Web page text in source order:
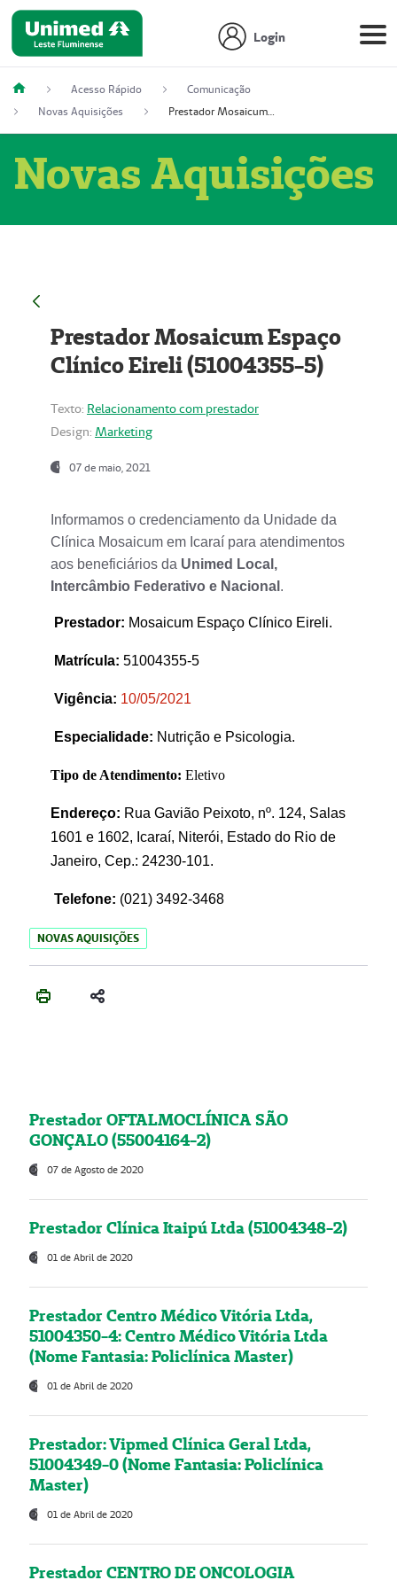
Login
Acesso Rápido
Comunicação
Novas Aquisições
Prestador Mosaicum Espaço Clínico Eireli (51004355-5)
Novas Aquisições
Prestador Mosaicum Espaço
Clínico Eireli (51004355-5)
Texto: Relacionamento com prestador
Design: Marketing
07 de maio, 2021
Informamos o credenciamento da Unidade da
Clínica Mosaicum em Icaraí para atendimentos
aos beneficiários da Unimed Local,
Intercâmbio Federativo e Nacional .
Prestador: Mosaicum Espaço Clínico Eireli.
Matrícula: 51004355-5
Vigência: 10/05/2021
Especialidade: Nutrição e Psicologia.
Tipo de Atendimento: Eletivo
Endereço: Rua Gavião Peixoto, nº. 124, Salas
1601 e 1602, Icaraí, Niterói, Estado do Rio de
Janeiro, Cep.: 24230-101.
Telefone: (021) 3492-3468
NOVAS AQUISIÇÕES
Prestador OFTALMOCLÍNICA SÃO
GONÇALO (55004164-2)
07 de Agosto de 2020
Prestador Clínica Itaipú Ltda (51004348-2)
01 de Abril de 2020
Prestador Centro Médico Vitória Ltda,
51004350-4: Centro Médico Vitória Ltda
(Nome Fantasia: Policlínica Master)
01 de Abril de 2020
Prestador: Vipmed Clínica Geral Ltda,
51004349-0 (Nome Fantasia: Policlínica
Master)
01 de Abril de 2020
Prestador CENTRO DE ONCOLOGIA